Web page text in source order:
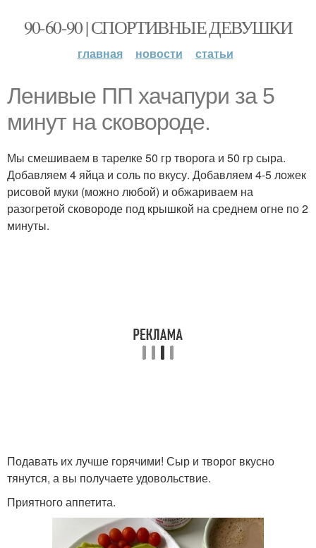
90-60-90 | СПОРТИВНЫЕ ДЕВУШКИ
главная новости статьи
Ленивые ПП хачапури за 5
минут на сковороде.
Мы смешиваем в тарелке 50 гр творога и 50 гр сыра.
Добавляем 4 яйца и соль по вкусу. Добавляем 4-5 ложек
рисовой муки (можно любой) и обжариваем на
разогретой сковороде под крышкой на среднем огне по 2
минуты.
Подавать их лучше горячими! Сыр и творог вкусно
тянутся, а вы получаете удовольствие.
Приятного аппетита.